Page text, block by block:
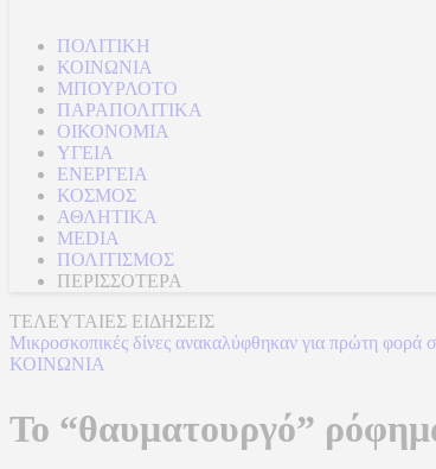
ΠΟΛΙΤΙΚΗ
ΚΟΙΝΩΝΙΑ
ΜΠΟΥΡΛΟΤΟ
ΠΑΡΑΠΟΛΙΤΙΚΑ
ΟΙΚΟΝΟΜΙΑ
ΥΓΕΙΑ
ΕΝΕΡΓΕΙΑ
ΚΟΣΜΟΣ
ΑΘΛΗΤΙΚΑ
MEDIA
ΠΟΛΙΤΙΣΜΟΣ
ΠΕΡΙΣΣΟΤΕΡΑ
ΤΕΛΕΥΤΑΙΕΣ ΕΙΔΗΣΕΙΣ
Μικροσκοπικές δίνες ανακαλύφθηκαν για πρώτη φορά
ΚΟΙΝΩΝΙΑ
Το “θαυματουργό”